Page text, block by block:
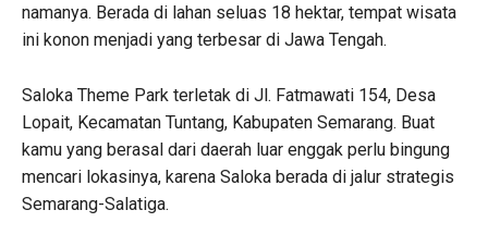
namanya. Berada di lahan seluas 18 hektar, tempat wisata
ini konon menjadi yang terbesar di Jawa Tengah.
Saloka Theme Park terletak di Jl. Fatmawati 154, Desa
Lopait, Kecamatan Tuntang, Kabupaten Semarang. Buat
kamu yang berasal dari daerah luar enggak perlu bingung
mencari lokasinya, karena Saloka berada di jalur strategis
Semarang-Salatiga.